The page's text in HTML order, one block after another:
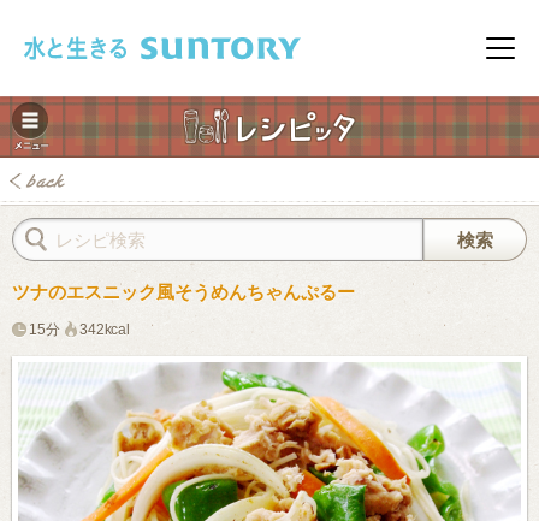
メニ
レシピ
ツナのエスニック風そうめんちゃんぷるー
15分 342kcal